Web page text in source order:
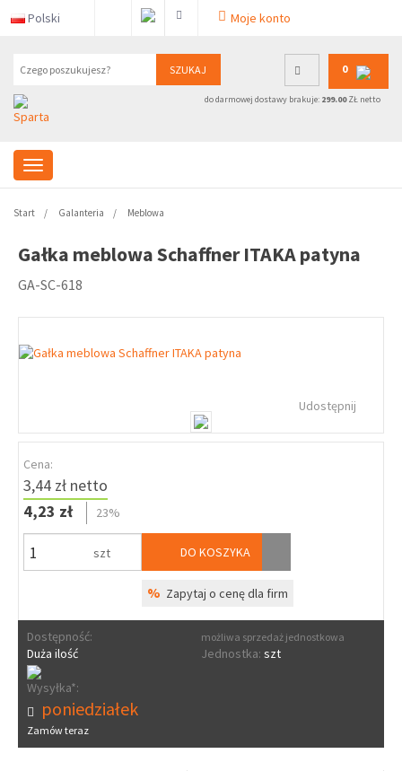
Polski Moje konto
SZUKAJ 0
do darmowej dostawy brakuje: 299.00ZŁ netto
Start Galanteria Meblowa
Gałka meblowa Schaffner ITAKA patyna
GA-SC-618
Udostępnij
Cena:
3,44 zł netto
4,23 zł
23%
szt DO KOSZYKA
% Zapytaj o cenę dla firm
Dostępność:
Duża ilość
możliwa sprzedaż jednostkowa
Jednostka: szt
Wysyłka*:
poniedziałek
Zamów teraz